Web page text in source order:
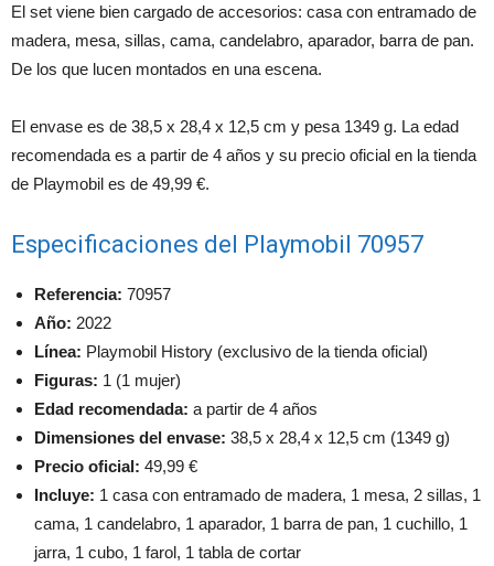
El set viene bien cargado de accesorios: casa con entramado de
madera, mesa, sillas, cama, candelabro, aparador, barra de pan.
De los que lucen montados en una escena.
El envase es de 38,5 x 28,4 x 12,5 cm y pesa 1349 g. La edad
recomendada es a partir de 4 años y su precio oficial en la tienda
de Playmobil es de 49,99 €.
Especificaciones del Playmobil 70957
Referencia: 70957
Año: 2022
Línea: Playmobil History (exclusivo de la tienda oficial)
Figuras: 1 (1 mujer)
Edad recomendada: a partir de 4 años
Dimensiones del envase: 38,5 x 28,4 x 12,5 cm (1349 g)
Precio oficial: 49,99 €
Incluye: 1 casa con entramado de madera, 1 mesa, 2 sillas, 1
cama, 1 candelabro, 1 aparador, 1 barra de pan, 1 cuchillo, 1
jarra, 1 cubo, 1 farol, 1 tabla de cortar